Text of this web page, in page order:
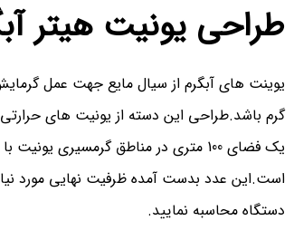
طراحی یونیت هیتر
یوینت های آبگرم از سیال مایع جهت عمل
گرم باشد.طراحی این دسته از یونیت های
است.این عدد بدست آمده ظرفیت نهایی مورد
دستگاه محاسبه نمایید.